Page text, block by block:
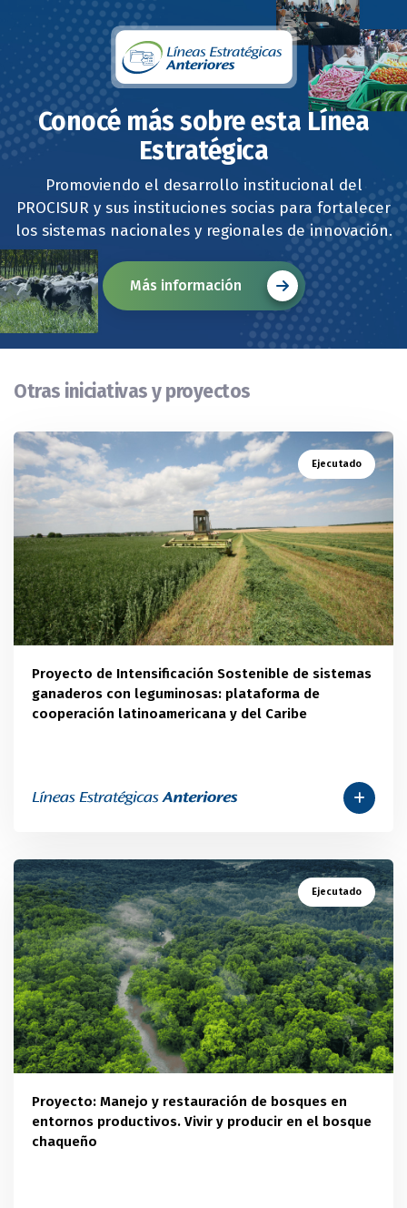
Conocé más sobre esta Línea
Estratégica
Promoviendo el desarrollo institucional del
PROCISUR y sus instituciones socias para fortalecer
los sistemas nacionales y regionales de innovación.
Más información
Otras iniciativas y proyectos
Ejecutado
Proyecto de Intensificación Sostenible de sistemas
ganaderos con leguminosas: plataforma de
cooperación latinoamericana y del Caribe
Ejecutado
Proyecto: Manejo y restauración de bosques en
entornos productivos. Vivir y producir en el bosque
chaqueño